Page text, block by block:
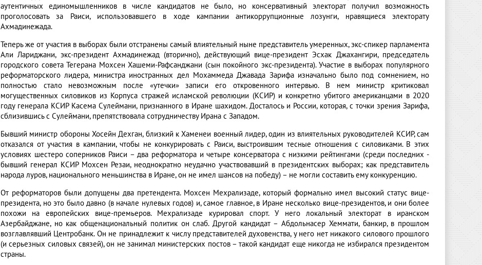
аутентичных единомышленников в числе кандидатов не было, но консервативный электорат получил возможность
проголосовать за Раиси, использовавшего в ходе кампании антикоррупционные лозунги, нравящиеся электорату
Ахмадинежада.
Теперь же от участия в выборах были отстранены самый влиятельный ныне представитель умеренных, экс-спикер парламента
Али Лариджани, экс-президент Ахмадинежад (вторично), действующий вице-президент Эсхак Джахангири, председатель
городского совета Тегерана Мохсен Хашеми-Рафсанджани (сын покойного экс-президента). Участие в выборах популярного
реформаторского лидера, министра иностранных дел Мохаммеда Джавада Зарифа изначально было под сомнением, но
полностью стало невозможным после «утечки» записи его откровенного интервью. В нем министр критиковал
могущественных силовиков из Корпуса стражей исламской революции (КСИР) и конкретно убитого американцами в 2020
году генерала КСИР Касема Сулеймани, признанного в Иране шахидом. Досталось и России, которая, с точки зрения Зарифа,
сблизившись с Сулеймани, препятствовала сотрудничеству Ирана с Западом.
Бывший министр обороны Хосейн Дехган, близкий к Хаменеи военный лидер, один из влиятельных руководителей КСИР, сам
отказался от участия в кампании, чтобы не конкурировать с Раиси, выстроившим тесные отношения с силовиками. В этих
условиях шестеро соперников Раиси – два реформатора и четыре консерватора с низкими рейтингами (среди последних -
бывший генерал КСИР Мохсен Резаи, неоднократно неудачно участвовавший в президентских выборах; как представитель
народа луров, национального меньшинства в Иране, он не имел шансов на победу) – не могли составить ему конкуренцию.
От реформаторов были допущены два претендента. Мохсен Мехрализаде, который формально имел высокий статус вице-
президента, но это было давно (в начале нулевых годов) и, самое главное, в Иране несколько вице-президентов, и они более
похожи на европейских вице-премьеров. Мехрализаде курировал спорт. У него локальный электорат в иранском
Азербайджане, но как общенациональный политик он слаб. Другой кандидат – Абдольнасер Хеммати, банкир, в прошлом
возглавлявший Центробанк. Он не принадлежит к числу представителей духовенства, у него нет никакого силового прошлого
(и серьезных силовых связей), он не занимал министерских постов – такой кандидат еще никогда не избирался президентом
страны.